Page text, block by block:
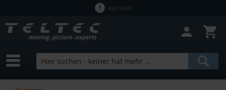
B2B SHOP
Sofort lieferbar
Hersteller